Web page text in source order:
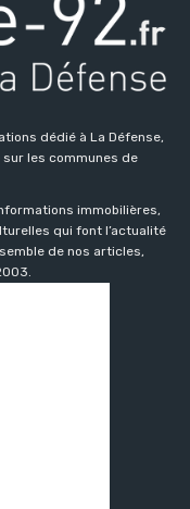
dédié à La Défense,
sur les communes de
immobilières,
qui font l’actualité
de nos articles,